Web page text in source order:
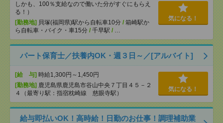
しかも、100％支給なので働いた分がすぐにもらえ
る！）
[勤務地] 貝塚(福岡県)駅から自転車10分 / 箱崎駅か
ら自転車・バイク・車15分 / 千早駅 / …
気になる！
パート保育士／扶養内OK・週３日～／[アルバイト]
[給 与] 時給1,300円～1,450円
[勤務地] 鹿児島県鹿児島市谷山中央７丁目４５－２
４（最寄り駅：指宿枕崎線 慈眼寺駅）
気になる！
給与即払いOK！高時給！日勤のお仕事！調理補助業